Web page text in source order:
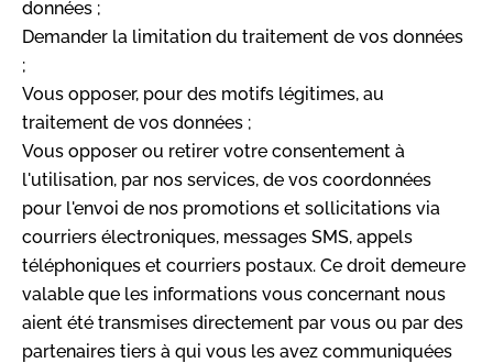
données ;
Demander la limitation du traitement de vos données
;
Vous opposer, pour des motifs légitimes, au
traitement de vos données ;
Vous opposer ou retirer votre consentement à
l'utilisation, par nos services, de vos coordonnées
pour l'envoi de nos promotions et sollicitations via
courriers électroniques, messages SMS, appels
téléphoniques et courriers postaux. Ce droit demeure
valable que les informations vous concernant nous
aient été transmises directement par vous ou par des
partenaires tiers à qui vous les avez communiquées